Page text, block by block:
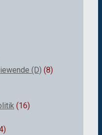
(D) (8)
(16)